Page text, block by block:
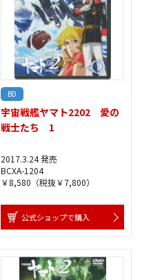
BD
宇宙戦艦ヤマト2202 愛の
戦士たち 1
2017.3.24 発売
BCXA-1204
￥8,580（税抜￥7,800）
公式ショップで購入